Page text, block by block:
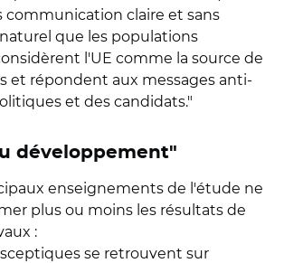
communication claire et sans
que les populations
l'UE comme la source de
et répondent aux messages anti-
et des candidats."
développement"
enseignements de l'étude ne
plus ou moins les résultats de
:
se retrouvent sur